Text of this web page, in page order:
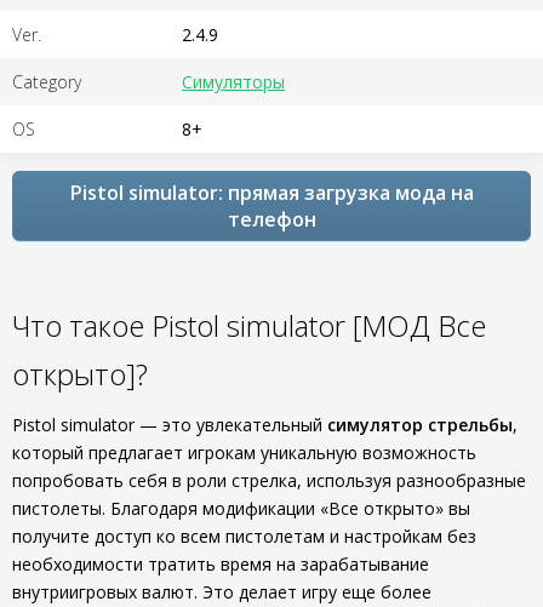
Ver. 2.4.9
Category Симуляторы
OS 8+
Pistol simulator: прямая загрузка мода на
телефон
Что такое Pistol simulator [МОД Все
открыто]?
Pistol simulator — это увлекательный симулятор стрельбы,
который предлагает игрокам уникальную возможность
попробовать себя в роли стрелка, используя разнообразные
пистолеты. Благодаря модификации «Все открыто» вы
получите доступ ко всем пистолетам и настройкам без
необходимости тратить время на зарабатывание
внутриигровых валют. Это делает игру еще более